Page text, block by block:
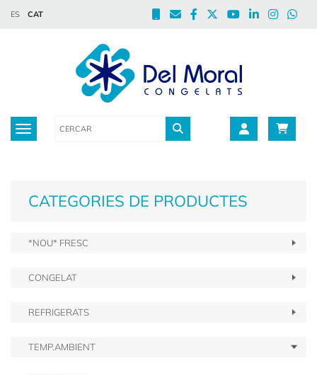
ES CAT
Toggle navigation
CATEGORIES DE PRODUCTES
*NOU* FRESC
CONGELAT
REFRIGERATS
TEMP.AMBIENT